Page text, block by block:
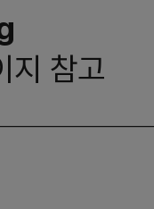
지 참고